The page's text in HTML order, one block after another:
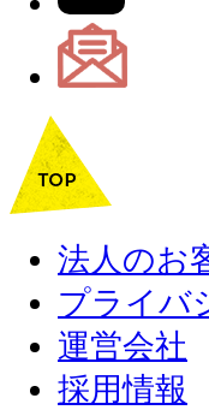
法人のお
プライバ
運営会社
採用情報